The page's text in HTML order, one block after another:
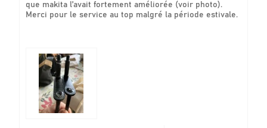
que makita l’avait fortement améliorée (voir photo).
Merci pour le service au top malgré la période estivale.